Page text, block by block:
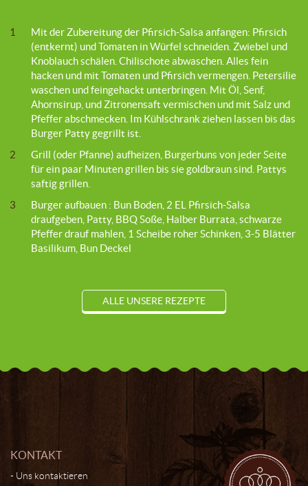
1
Mit der Zubereitung der Pfirsich-Salsa anfangen: Pfirsich
(entkernt) und Tomaten in Würfel schneiden. Zwiebel und
Knoblauch schälen. Chilischote abwaschen. Alles fein
hacken und mit Tomaten und Pfirsich vermengen. Petersilie
waschen und feingehackt unterbringen. Mit Öl, Senf,
Ahornsirup, und Zitronensaft vermischen und mit Salz und
Pfeffer abschmecken. Im Kühlschrank ziehen lassen bis das
Burger Patty gegrillt ist.
2
Grill (oder Pfanne) aufheizen, Burgerbuns von jeder Seite
für ein paar Minuten grillen bis sie goldbraun sind. Pattys
saftig grillen.
3
Burger aufbauen : Bun Boden, 2 EL Pfirsich-Salsa
draufgeben, Patty, BBQ Soße, Halber Burrata, schwarze
Pfeffer drauf mahlen, 1 Scheibe roher Schinken, 3-5 Blätter
Basilikum, Bun Deckel
ALLE UNSERE REZEPTE
KONTAKT
Uns kontaktieren